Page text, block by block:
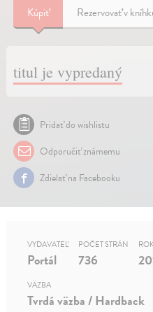
Kúpiť Rezervovať v
titul je vypredaný
Pridať do wishlistu
Odporučiť známemu
Zdielať na Facebooku
VYDAVATEĽ
Portál
POČET STRÁN
736
VÄZBA
Tvrdá väzba / Hardback